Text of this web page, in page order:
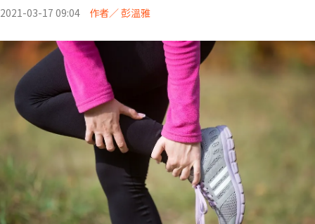
2021-03-17 09:04 作者／ 彭溫雅